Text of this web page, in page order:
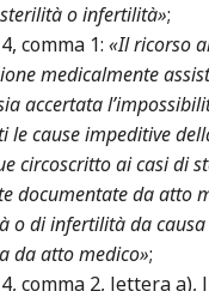
o infertilità»;
comma 1: «Il ricorso
medicalmente
accertata
le cause impeditive
circoscritto ai casi di
documentate da atto
o di infertilità da
da atto medico»;
comma 2, lettera